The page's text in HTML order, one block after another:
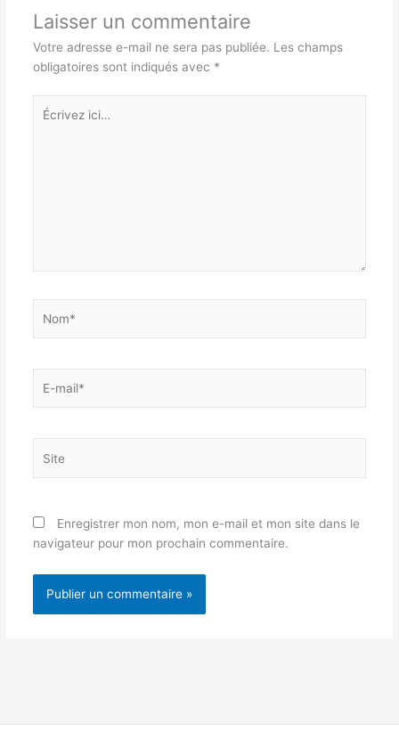
Laisser un commentaire
Votre adresse e-mail ne sera pas publiée. Les champs
obligatoires sont indiqués avec *
Écrivez
ici…
mail*
Enregistrer mon nom, mon e-mail et mon site dans le
navigateur pour mon prochain commentaire.